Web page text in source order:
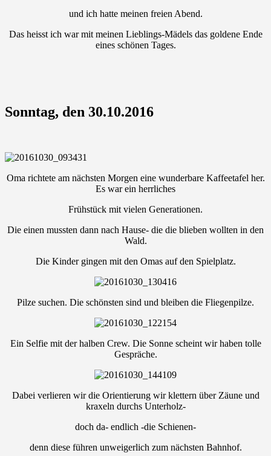
und ich hatte meinen freien Abend.
Das heisst ich war mit meinen Lieblings-Mädels das goldene Ende
eines schönen Tages.
Sonntag, den 30.10.2016
Oma richtete am nächsten Morgen eine wunderbare Kaffeetafel her.
Es war ein herrliches
Frühstück mit vielen Generationen.
Die einen mussten dann nach Hause- die die blieben wollten in den
Wald.
Die Kinder gingen mit den Omas auf den Spielplatz.
Pilze suchen. Die schönsten sind und bleiben die Fliegenpilze.
Ein Selfie mit der halben Crew. Die Sonne scheint wir haben tolle
Gespräche.
Dabei verlieren wir die Orientierung wir klettern über Zäune und
kraxeln durchs Unterholz-
doch da- endlich -die Schienen-
denn diese führen unweigerlich zum nächsten Bahnhof.